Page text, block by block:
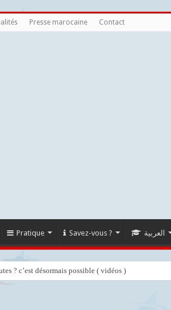
Presse marocaine Contact
Pratique Savez-vous ? العربية
? c’est désormais possible ( vidéos )